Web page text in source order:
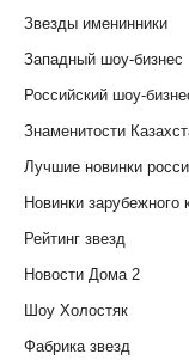
Звезды именинники
Западный шоу-бизнес
Российский шоу-
Знаменитости
Лучшие новинки
Новинки зарубежного
Рейтинг звезд
Новости Дома 2
Шоу Холостяк
Фабрика звезд